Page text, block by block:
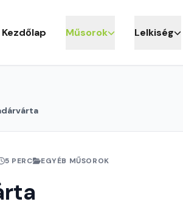
Kezdőlap Műsorok Lelkiség
5 PERC EGYÉB MŰSOROK